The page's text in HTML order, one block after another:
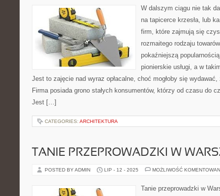
W dalszym ciągu nie tak
na tapicerce krzesła, lub
firm, które zajmują się
rozmaitego rodzaju
pokaźniejszą
pionierskie usługi, a w
Jest to zajęcie nad wyraz opłacalne, choć mogłoby się
Firma posiada grono stałych konsumentów, którzy od czasu do
Jest […]
CATEGORIES: ARCHITEKTURA
TANIE PRZEPROWADZKI W
POSTED BY ADMIN LIP - 12 - 2025 MOŻLIWOŚĆ
Tanie przeprowadzki w